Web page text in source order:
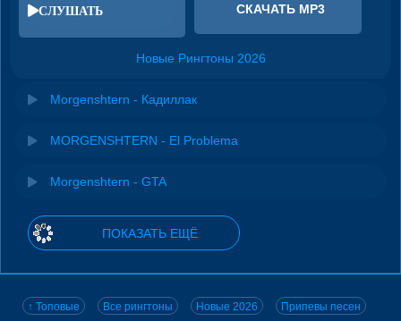
СЛУШАТЬ СКАЧАТЬ MP3
Новые Рингтоны 2026
Morgenshtern - Кадиллак
MORGENSHTERN - El Problema
Morgenshtern - GTA
ПОКАЗАТЬ ЕЩЁ
↑ Топовые Все рингтоны Новые 2026 Припевы песен